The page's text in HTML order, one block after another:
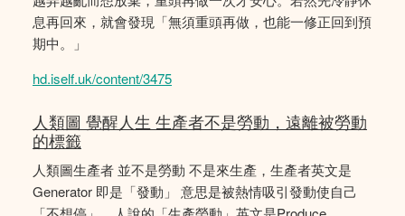
息再回來，就會發現「無須重頭再做，也能一修正回到預
期中。」
hd.iself.uk/content/3475
人類圖 覺醒人生 生產者不是勞動，遠離被勞動
的標籤
人類圖生產者 並不是勞動 不是來生產，生產者英文是
Generator 即是「發動」 意思是被熱情吸引發動使自己